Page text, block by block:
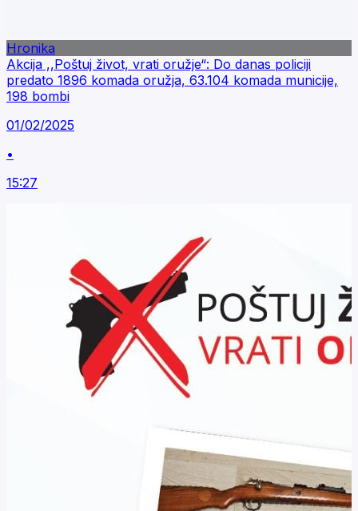
Hronika
Akcija ,,Poštuj život, vrati oružje“: Do danas policiji
predato 1896 komada oružja, 63.104 komada municije,
198 bombi
01/02/2025
•
15:27